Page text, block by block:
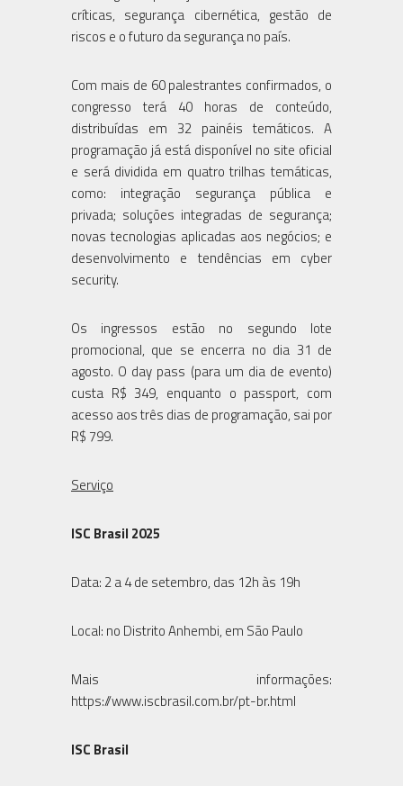
críticas, segurança cibernética, gestão de
riscos e o futuro da segurança no país.
Com mais de 60 palestrantes confirmados, o
congresso terá 40 horas de conteúdo,
distribuídas em 32 painéis temáticos. A
programação já está disponível no site oficial
e será dividida em quatro trilhas temáticas,
como: integração segurança pública e
privada; soluções integradas de segurança;
novas tecnologias aplicadas aos negócios; e
desenvolvimento e tendências em cyber
security.
Os ingressos estão no segundo lote
promocional, que se encerra no dia 31 de
agosto. O day pass (para um dia de evento)
custa R$ 349, enquanto o passport, com
acesso aos três dias de programação, sai por
R$ 799.
Serviço
ISC Brasil 2025
Data: 2 a 4 de setembro, das 12h às 19h
Local: no Distrito Anhembi, em São Paulo
Mais informações:
https://www.iscbrasil.com.br/pt-br.html
ISC Brasil